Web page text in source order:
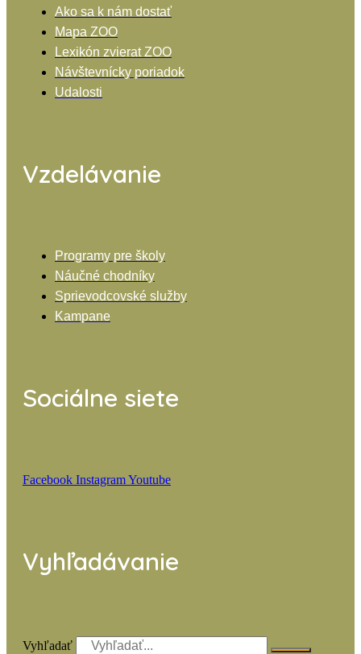
Ako sa k nám dostať
Mapa ZOO
Lexikón zvierat ZOO
Návštevnícky poriadok
Udalosti
Vzdelávanie
Programy pre školy
Náučné chodníky
Sprievodcovské služby
Kampane
Sociálne siete
Facebook InstagramYoutube
Vyhľadávanie
Vyhľadať